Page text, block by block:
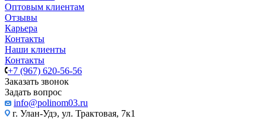
Оптовым клиентам
Отзывы
Карьера
Контакты
Наши клиенты
Контакты
+7 (967) 620-56-56
Заказать звонок
Задать вопрос
info@polinom03.ru
г. Улан-Удэ, ул. Трактовая, 7к1